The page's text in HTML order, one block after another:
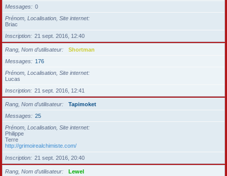
Messages
0
Prénom, Localisation, Site internet
Briac
Inscription
21 sept. 2016, 12:40
Rang, Nom d’utilisateur
Shortman
Messages
176
Prénom, Localisation, Site internet
Lucas
Inscription
21 sept. 2016, 12:41
Rang, Nom d’utilisateur
Tapimoket
Messages
25
Prénom, Localisation, Site internet
Philippe
Terre
http://grimoirealchimiste.com/
Inscription
21 sept. 2016, 20:40
Rang, Nom d’utilisateur
Lewel